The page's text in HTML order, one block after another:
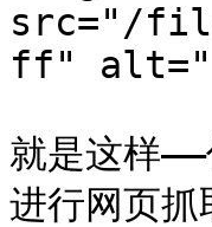
src="/
ff"
就是这样
进行网页抓